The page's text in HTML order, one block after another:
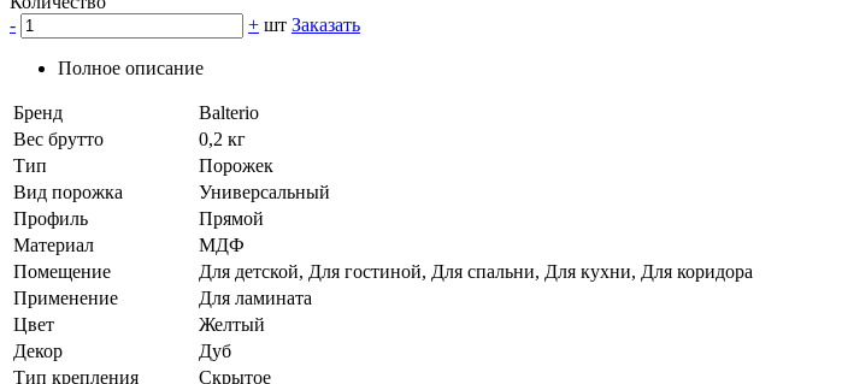
-
+ шт Заказать
Полное описание
Бренд
Balterio
Вес брутто
0,2 кг
Тип
Порожек
Вид порожка
Универсальный
Профиль
Прямой
Материал
МДФ
Помещение
Для детской, Для гостиной, Для спальни, Для кухни, Для коридора
Применение
Для ламината
Цвет
Желтый
Декор
Дуб
Тип крепления
Скрытое